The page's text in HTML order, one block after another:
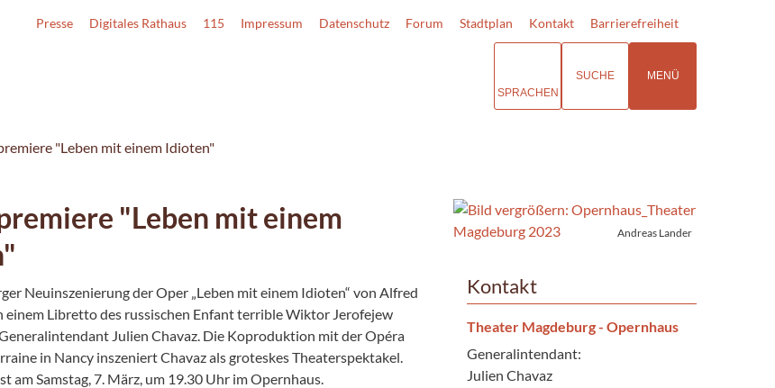
Presse Digitales Rathaus 115 Impressum Datenschutz Forum Stadtplan Kontakt Barrierefreiheit
SPRACHEN
SUCHE MENÜ
"Leben mit einem Idioten"
"Leben mit einem
Neuinszenierung der Oper „Leben mit einem Idioten“ von Alfred
einem Libretto des russischen Enfant terrible Wiktor Jerofejew
Julien Chavaz. Die Koproduktion mit der Opéra
in Nancy inszeniert Chavaz als groteskes Theaterspektakel.
am Samstag, 7. März, um 19.30 Uhr im Opernhaus.
Andreas Lander
Kontakt
Theater Magdeburg - Opernhaus
Generalintendant:
Julien Chavaz